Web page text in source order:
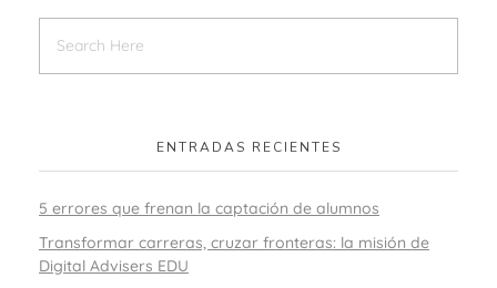
ENTRADAS RECIENTES
5 errores que frenan la captación de alumnos
Transformar carreras, cruzar fronteras: la misión de
Digital Advisers EDU